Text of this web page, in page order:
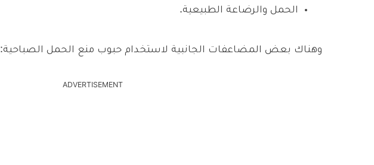
الحمل والرضاعة الطبيعية.
وهناك بعض المضاعفات الجانبية لاستخدام حبوب منع الحمل الصباحية:
ADVERTISEMENT